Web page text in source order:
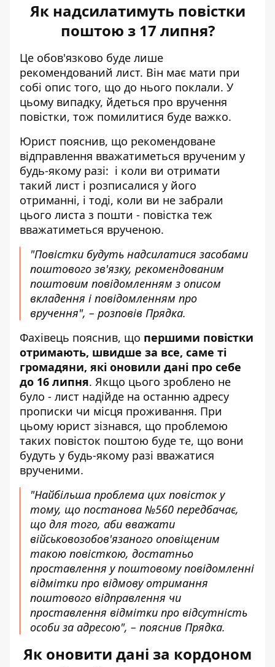
Як надсилатимуть повістки
поштою з 17 липня?
Це обов'язково буде лише
рекомендований лист. Він має мати при
собі опис того, що до нього поклали. У
цьому випадку, йдеться про вручення
повістки, тож помилитися буде важко.
Юрист пояснив, що рекомендоване
відправлення вважатиметься врученим у
будь-якому разі: і коли ви отримати
такий лист і розписалися у його
отриманні, і тоді, коли ви не забрали
цього листа з пошти - повістка теж
вважатиметься врученою.
"Повістки будуть надсилатися засобами
поштового зв'язку, рекомендованим
поштовим повідомленням з описом
вкладення і повідомленням про
вручення", – розповів Прядка.
Фахівець пояснив, що першими повістки
отримають, швидше за все, саме ті
громадяни, які оновили дані про себе
до 16 липня. Якщо цього зроблено не
було - лист надійде на останню адресу
прописки чи місця проживання. При
цьому юрист зізнався, що проблемою
таких повісток поштою буде те, що вони
будуть у будь-якому разі вважатися
врученими.
"Найбільша проблема цих повісток у
тому, що постанова №560 передбачає,
що для того, аби вважати
військовозобов'язаного оповіщеним
такою повісткою, достатньо
проставлення у поштовому повідомленні
відмітки про відмову отримання
поштового відправлення чи
проставлення відмітки про відсутність
особи за адресою", – пояснив Прядка.
Як оновити дані за кордоном